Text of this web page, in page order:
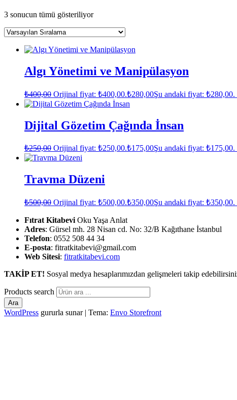
3 sonucun tümü gösteriliyor
Algı Yönetimi ve Manipülasyon
₺400,00 Orijinal fiyat: ₺400,00.₺280,00Şu andaki fiyat: ₺280,00.
Dijital Gözetim Çağında İnsan
₺250,00 Orijinal fiyat: ₺250,00.₺175,00Şu andaki fiyat: ₺175,00.
Travma Düzeni
₺500,00 Orijinal fiyat: ₺500,00.₺350,00Şu andaki fiyat: ₺350,00.
Fıtrat Kitabevi Oku Yaşa Anlat
Adres: Gürsel mh. 28 Nisan cd. No: 32/B Kağıthane İstanbul
Telefon: 0552 508 44 34
E-posta: fitratkitabevi@gmail.com
Web Sitesi: fitratkitabevi.com
TAKİP ET! Sosyal medya hesaplarımızdan gelişmeleri takip
Products search
Ara
WordPress gururla sunar | Tema: Envo Storefront